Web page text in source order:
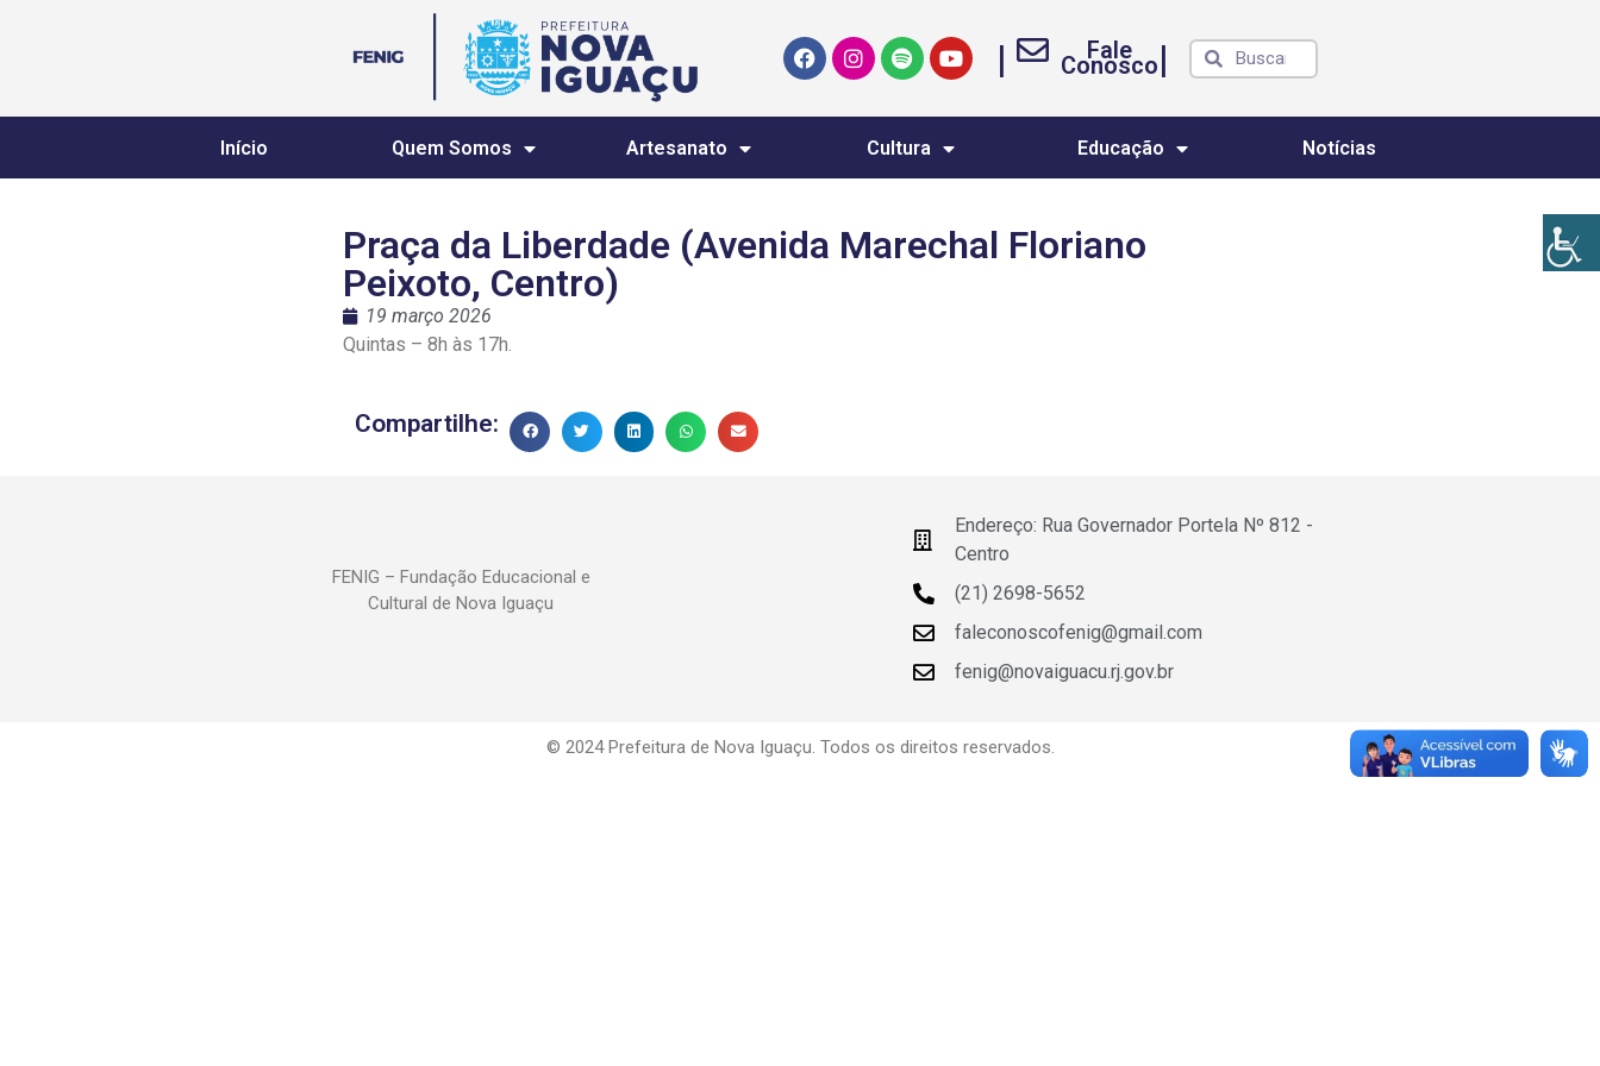
| Fale
Conosco|
Início Quem Somos Artesanato Cultura Educação Notícias
Praça da Liberdade (Avenida Marechal Floriano
Peixoto, Centro)
19 março 2026
Quintas – 8h às 17h.
Compartilhe:
FENIG – Fundação Educacional e
Cultural de Nova Iguaçu
Endereço: Rua Governador Portela Nº 812 -
Centro
(21) 2698-5652
faleconoscofenig@gmail.com
fenig@novaiguacu.rj.gov.br
© 2024 Prefeitura de Nova Iguaçu. Todos os direitos reservados.